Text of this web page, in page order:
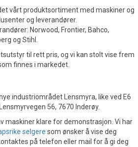
vårt produktsortiment med maskiner og
og leverandører.
Norwood, Frontier, Bahco,
og Stihl.
til rett pris, og vi kan stolt vise frem
finnes i markedet.
industriområdet Lensmyra, like ved E6
56, 7670 Inderøy.
maskiner klare for demonstrasjon. Vi har
selgere som ønsker å vise deg
på telefon eller mail for å gi deg